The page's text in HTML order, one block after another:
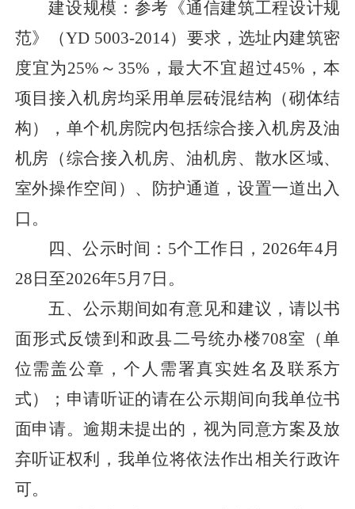
建设规模 ： 参考《通信建筑工程设计规
范》（YD 5003-2014）要求，选址内建筑密
度宜为25%～35%，最大不宜超过45%，本
项目接入机房均采用单层砖混结构（砌体结
构），单个机房院内包括综合接入机房及油
机房（综合接入机房、油机房、散水区域、
室外操作空间）、防护通道，设置一道出入
口。
四、公示时间： 5个工作日， 2026年4月
28日至2026年5月7日 。
五、 公示期间如有意见和建议，请以书
面形式反馈到 和政县二号统办楼708室（单
位需盖公章，个人需署真实姓名及联系方
式）；申请听证的请在公示期间向我单位书
面申请。逾期未提出的，视为同意方案及放
弃听证权利，我单位将依法作出相关行政许
可。